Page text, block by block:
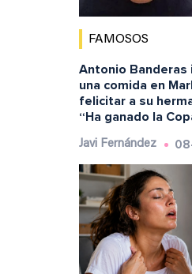
FAMOSOS
Antonio Banderas
una comida en
felicitar a su
“Ha ganado la
Javi Fernández